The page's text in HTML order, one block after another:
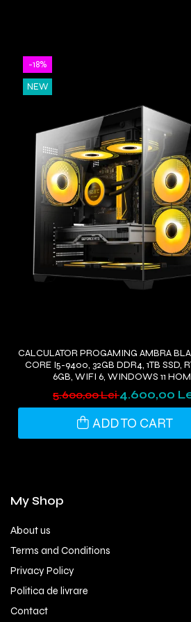
-18%
NEW
CALCULATOR PROGAMING AMBRA
CORE I5-9400, 32GB DDR4, 1TB SSD,
6GB, WIFI 6, WINDOWS 11
5.600,00 Lei4.600,00
ADD TO CART
My Shop
About us
Terms and Conditions
Privacy Policy
Politica de livrare
Contact